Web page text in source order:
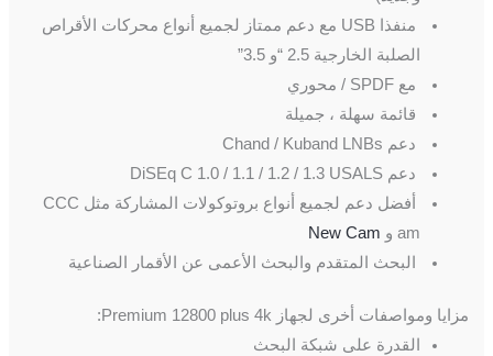
منفذا USB مع دعم ممتاز لجميع أنواع محركات الأقراص
الصلبة الخارجية 2.5 “و 3.5”
مع SPDF / محوري
قائمة سهلة ، جميلة
دعم Chand / Kuband LNBs
دعم DiSEq C 1.0 / 1.1 / 1.2 / 1.3 USALS
أفضل دعم لجميع أنواع بروتوكولات المشاركة مثل CCC
am و
New Cam
البحث المتقدم والبحث الأعمى عن الأقمار الصناعية
مزايا ومواصفات أخرى لجهاز Premium 12800 plus 4k:
القدرة على شبكة البحث